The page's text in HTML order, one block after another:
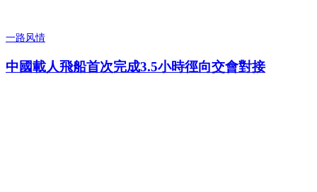
一路风情
中國載人飛船首次完成3.5小時徑向交會對接